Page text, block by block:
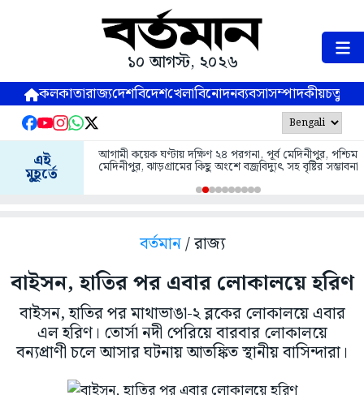
১০ আগস্ট, ২০২৬
কলকাতারাজ্যদেশবিদেশখেলাবিনোদনব্যবসাসম্পাদকীয়
এই
মুহূর্তে
আগামী কয়েক ঘণ্টায় দক্ষিণ ২৪ পরগনা, পূর্ব মেদিনীপুর, পশ্চিম
মেদিনীপুর, ঝাড়গ্রামের কিছু অংশে বজ্রবিদ্যুৎ সহ বৃষ্টির সম্ভাবনা
বর্তমান/ রাজ্য
বাইসন, হাতির পর এবার লোকালয়ে হরিণ
বাইসন, হাতির পর মাথাভাঙা-২ ব্লকের লোকালয়ে এবার
এল হরিণ। তোর্সা নদী পেরিয়ে বারবার লোকালয়ে
বন্যপ্রাণী চলে আসার ঘটনায় আতঙ্কিত স্থানীয় বাসিন্দারা।